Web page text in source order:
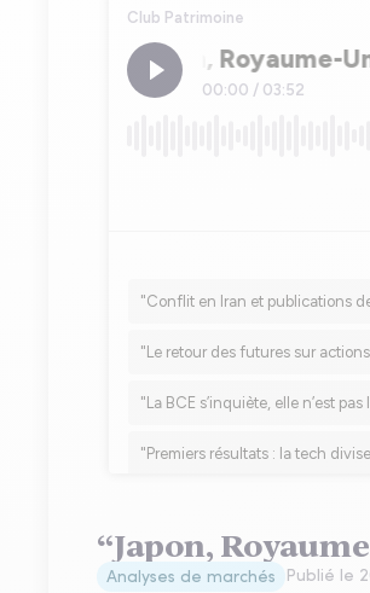
“Japon,
Analyses de marchés Publié le